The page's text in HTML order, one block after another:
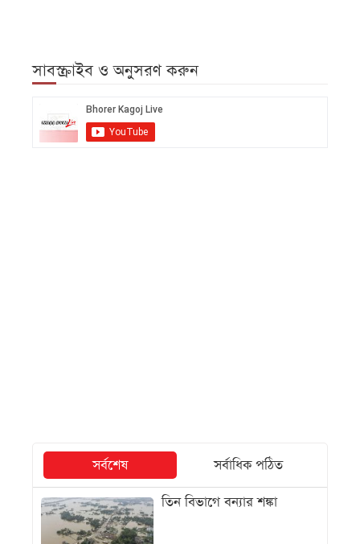
সাবস্ক্রাইব ও অনুসরণ করুন
সর্বশেষ
সর্বাধিক পঠিত
তিন বিভাগে বন্যার শঙ্কা